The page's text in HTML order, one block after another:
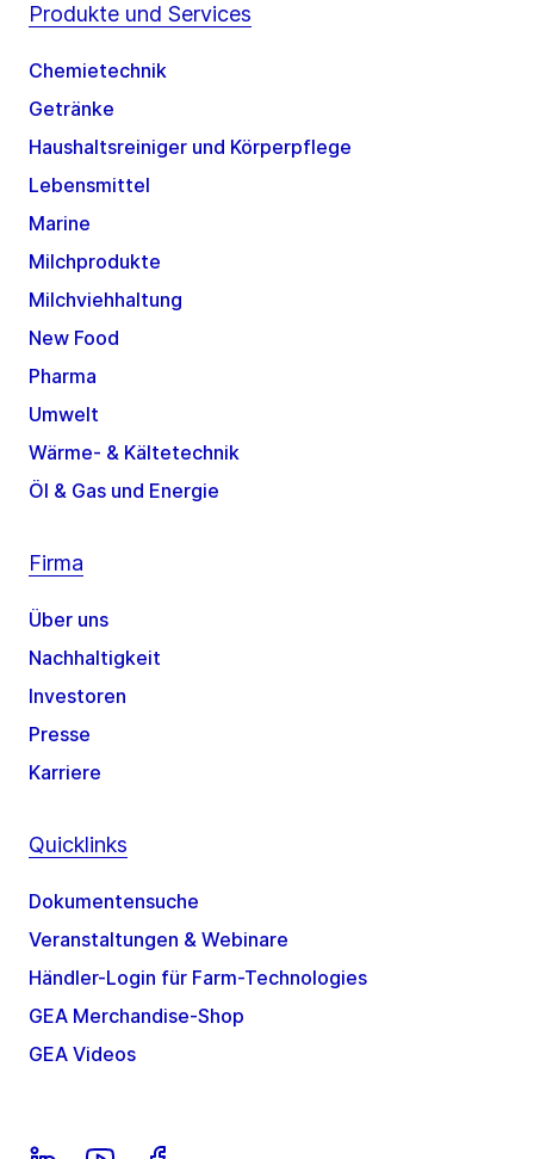
Produkte und Services
Chemietechnik
Getränke
Haushaltsreiniger und Körperpflege
Lebensmittel
Marine
Milchprodukte
Milchviehhaltung
New Food
Pharma
Umwelt
Wärme- & Kältetechnik
Öl & Gas und Energie
Firma
Über uns
Nachhaltigkeit
Investoren
Presse
Karriere
Quicklinks
Dokumentensuche
Veranstaltungen & Webinare
Händler-Login für Farm-Technologies
GEA Merchandise-Shop
GEA Videos